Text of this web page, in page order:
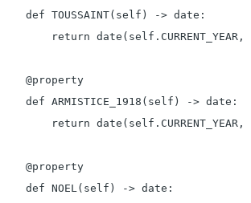
    def TOUSSAINT(self) -> date:
return date(self.CURRENT_YEAR,
    @property
    def ARMISTICE_1918(self) -> date:
return date(self.CURRENT_YEAR,
    @property
    def NOEL(self) -> date: